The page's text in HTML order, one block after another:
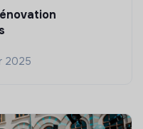
2025